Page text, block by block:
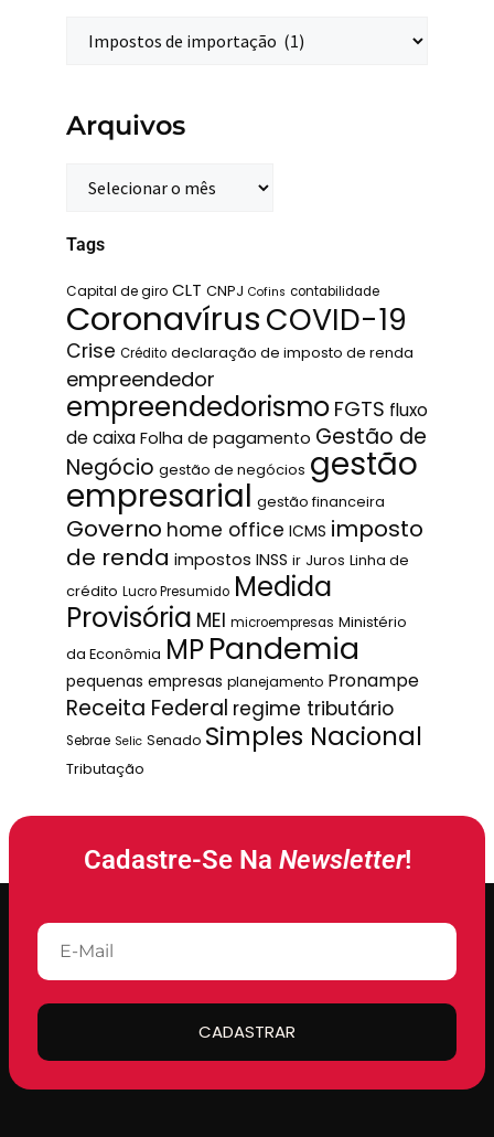
Arquivos
Tags
Capital de giro CLT CNPJ Cofins contabilidade
CoronavírusCOVID-19
Crise Crédito declaração de imposto de renda
empreendedor
empreendedorismo FGTS fluxo
de caixa Folha de pagamento Gestão de
Negócio gestão de negócios gestão
empresarial gestão financeira
Governo home office ICMS imposto
de renda impostos INSS ir Juros Linha de
crédito Lucro Presumido Medida
Provisória MEI microempresas Ministério
da Econômia MPPandemia
pequenas empresas planejamento Pronampe
Receita Federal regime tributário
Sebrae Selic Senado Simples Nacional
Tributação
Cadastre-Se Na Newsletter!
CADASTRAR